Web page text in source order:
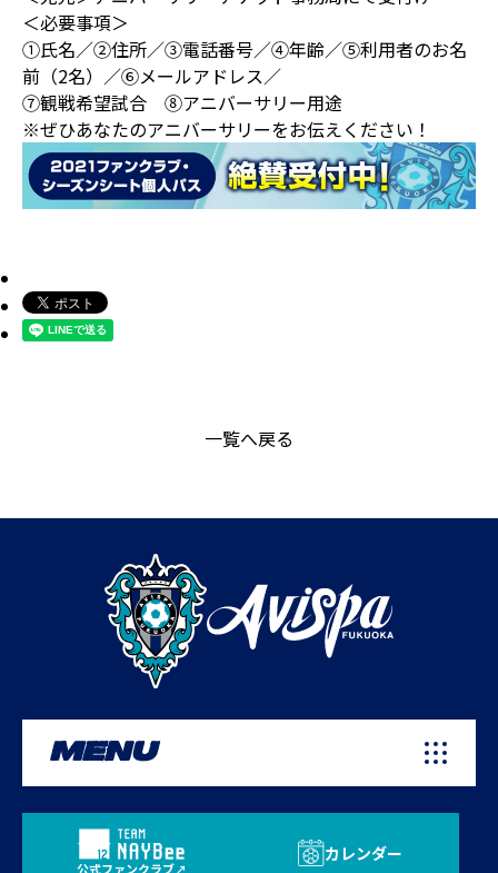
＜必要事項＞
①氏名／②住所／③電話番号／④年齢／⑤利用者のお名
前（2名）／⑥メールアドレス／
⑦観戦希望試合 ⑧アニバーサリー用途
※ぜひあなたのアニバーサリーをお伝えください！
一覧へ戻る
MENU
公式ファンクラブ
カレンダー